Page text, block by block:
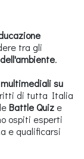
tra gli
.
su
di tutta Italia
Battle Quiz e
ospiti esperti
e qualificarsi